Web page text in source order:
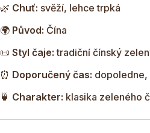
🌿 Chuť: svěží, lehce trpká
🌍 Původ: Čína
📜 Styl čaje: tradiční čínský
⏰ Doporučený čas:
🍵 Charakter: klasika zeleného